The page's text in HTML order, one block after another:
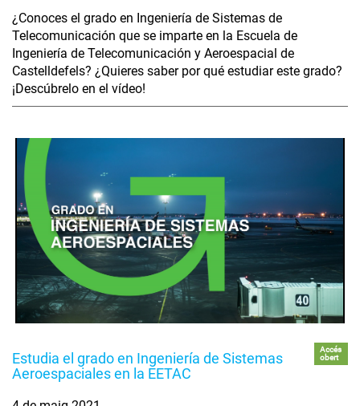
¿Conoces el grado en Ingeniería de Sistemas de
Telecomunicación que se imparte en la Escuela de
Ingeniería de Telecomunicación y Aeroespacial de
Castelldefels? ¿Quieres saber por qué estudiar este grado?
¡Descúbrelo en el vídeo!
Estudia el grado en Ingeniería de Sistemas
Aeroespaciales en la EETAC
Accés
obert